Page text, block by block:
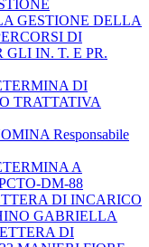
GESTIONE DELLA
DI
GLI IN. T. E PR.
DI
TRATTATIVA
Responsabile
A
DM-88
DI INCARICO
GABRIELLA
DI